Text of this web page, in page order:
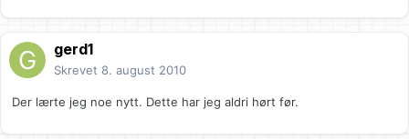
gerd1
Skrevet 8. august 2010
Der lærte jeg noe nytt. Dette har jeg aldri hørt før.